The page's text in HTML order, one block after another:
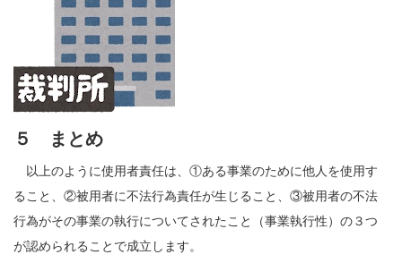
５ まとめ
以上のように使用者責任は、①ある事業のために他人を使用す
ること、②被用者に不法行為責任が生じること、③被用者の不法
行為がその事業の執行についてされたこと（事業執行性）の３つ
が認められることで成立します。